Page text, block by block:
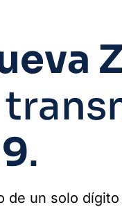
.
de un solo